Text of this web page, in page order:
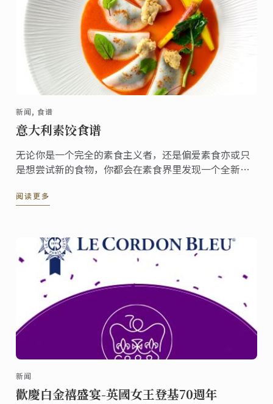
新闻, 食谱
意大利素饺食谱
无论你是一个完全的素食主义者，还是偏爱素食亦或只
是想尝试新的食物，你都会在素食界里发现一个全新的
阅读更多
新闻
歡慶白金禧盛宴-英國女王登基70週年